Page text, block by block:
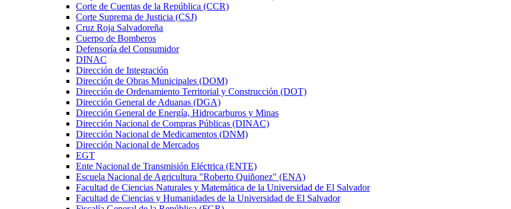
Corte de Cuentas de la República (CCR)
Corte Suprema de Justicia (CSJ)
Cruz Roja Salvadoreña
Cuerpo de Bomberos
Defensoría del Consumidor
DINAC
Dirección de Integración
Dirección de Obras Municipales (DOM)
Dirección de Ordenamiento Territorial y Construcción (DOT)
Dirección General de Aduanas (DGA)
Dirección General de Energía, Hidrocarburos y Minas
Dirección Nacional de Compras Públicas (DINAC)
Dirección Nacional de Medicamentos (DNM)
Dirección Nacional de Mercados
EGT
Ente Nacional de Transmisión Eléctrica (ENTE)
Escuela Nacional de Agricultura "Roberto Quiñonez" (ENA)
Facultad de Ciencias Naturales y Matemática de la Universidad de El Salvador
Facultad de Ciencias y Humanidades de la Universidad de El Salvador